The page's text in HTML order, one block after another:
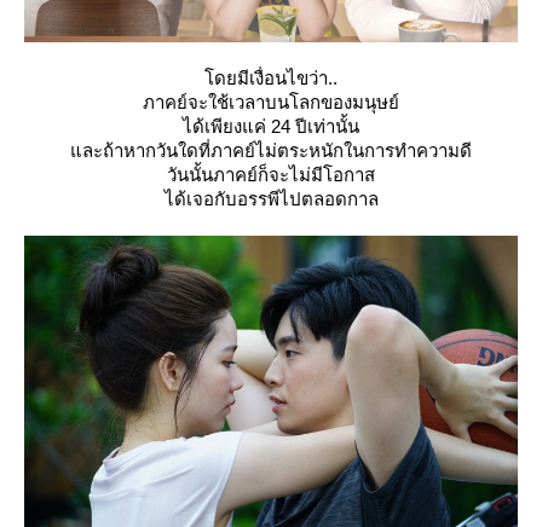
ดยมีเงื่อนไขว่า..
ภาคย์จะใช้เวลาบนโลกของมนุษย์
ได้เพียงแค่ 24 ปีเท่านั้น
ละถ้าหากวันใดที่ภาคย์ไม่ตระหนักในการทำความดี
วันนั้นภาคย์ก็จะไม่มีโอกาส
ได้เจอกับอรรพีไปตลอดกาล